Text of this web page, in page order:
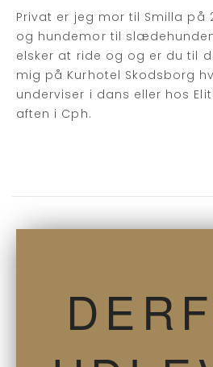
Privat er jeg mor til Smilla på
og hundemor til
elsker at ride og og er du til
mig på Kurhotel Skodsborg
underviser i dans eller hos
aften i Cph.